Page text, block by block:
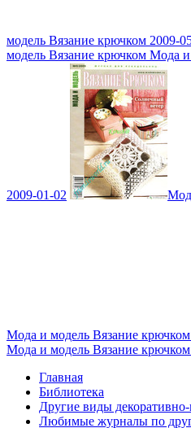
модель Вязание крючком 2009-
модель Вязание крючком Мода
2009-01-02
Мода и модель Вязание
Мода и модель Вязание
Главная
Библиотека
Другие виды
Любимые журналы по